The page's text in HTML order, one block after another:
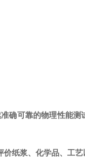
确可靠的物理性能
纸浆、化学品、工艺